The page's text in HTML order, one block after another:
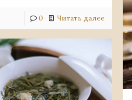
0 Читать далее